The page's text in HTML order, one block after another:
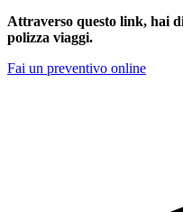
Attraverso questo link, hai
polizza viaggi.
Fai un preventivo online